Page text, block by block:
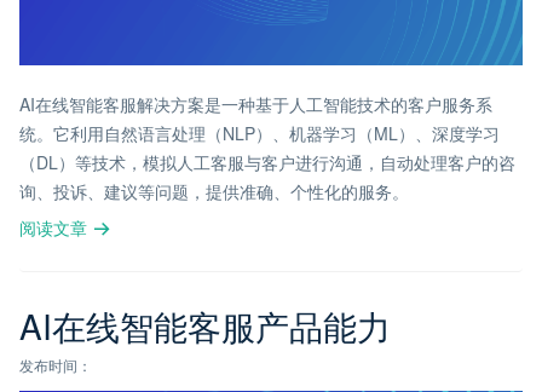
AI在线智能客服解决方案是一种基于人工智能技术的客户服务系
统。它利用自然语言处理（NLP）、机器学习（ML）、深度学习
（DL）等技术，模拟人工客服与客户进行沟通，自动处理客户的咨
询、投诉、建议等问题，提供准确、个性化的服务。
阅读文章
AI在线智能客服产品能力
发布时间：